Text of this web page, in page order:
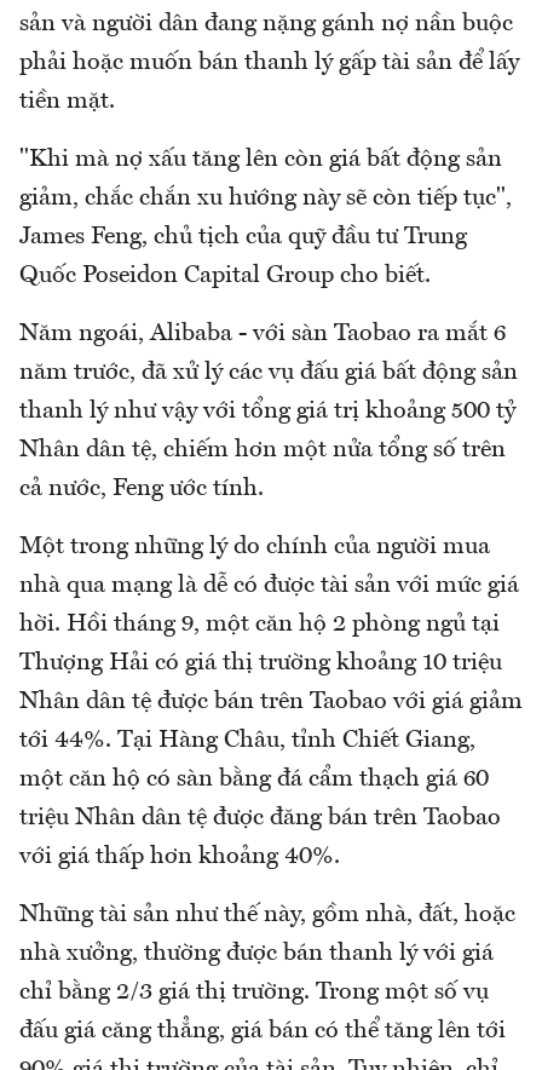
sản và người dân đang nặng gánh nợ nần buộc
phải hoặc muốn bán thanh lý gấp tài sản để lấy
tiền mặt.
"Khi mà nợ xấu tăng lên còn giá bất động sản
giảm, chắc chắn xu hướng này sẽ còn tiếp tục",
James Feng, chủ tịch của quỹ đầu tư Trung
Quốc Poseidon Capital Group cho biết.
Năm ngoái, Alibaba - với sàn Taobao ra mắt 6
năm trước, đã xử lý các vụ đấu giá bất động sản
thanh lý như vậy với tổng giá trị khoảng 500 tỷ
Nhân dân tệ, chiếm hơn một nửa tổng số trên
cả nước, Feng ước tính.
Một trong những lý do chính của người mua
nhà qua mạng là dễ có được tài sản với mức giá
hời. Hồi tháng 9, một căn hộ 2 phòng ngủ tại
Thượng Hải có giá thị trường khoảng 10 triệu
Nhân dân tệ được bán trên Taobao với giá giảm
tới 44%. Tại Hàng Châu, tỉnh Chiết Giang,
một căn hộ có sàn bằng đá cẩm thạch giá 60
triệu Nhân dân tệ được đăng bán trên Taobao
với giá thấp hơn khoảng 40%.
Những tài sản như thế này, gồm nhà, đất, hoặc
nhà xưởng, thường được bán thanh lý với giá
chỉ bằng 2/3 giá thị trường. Trong một số vụ
đấu giá căng thẳng, giá bán có thể tăng lên tới